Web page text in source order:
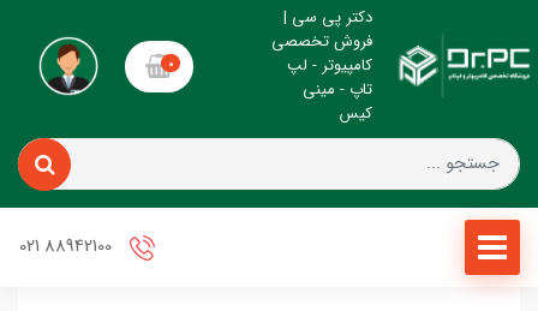
دکتر پی سی |
فروش تخصصی
کامپیوتر - لپ
تاپ - مینی
کیس
0